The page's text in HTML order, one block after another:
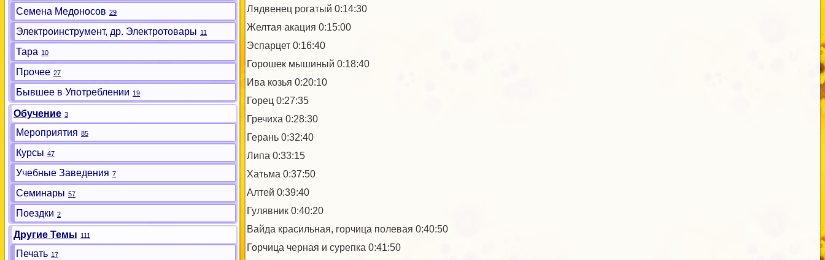
Лядвенец рогатый 0:14:30
Желтая акация 0:15:00
Эспарцет 0:16:40
Горошек мышиный 0:18:40
Ива козья 0:20:10
Горец 0:27:35
Гречиха 0:28:30
Герань 0:32:40
Липа 0:33:15
Хатьма 0:37:50
Алтей 0:39:40
Гулявник 0:40:20
Вайда красильная, горчица полевая 0:40:50
Горчица черная и сурепка 0:41:50
Семена Медоносов 29
Электроинструмент, др. Электротовары 11
Тара 10
Прочее 27
Бывшее в Употреблении 19
Обучение 3
Мероприятия 85
Курсы 47
Учебные Заведения 7
Семинары 57
Поездки 2
Другие Темы 111
Печать 17